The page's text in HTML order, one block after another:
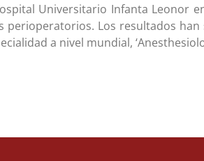
Universitario Infanta Leonor
perioperatorios. Los resultados
a nivel mundial,